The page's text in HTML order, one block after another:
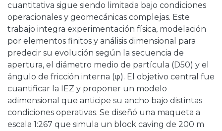
cuantitativa sigue siendo limitada bajo condiciones
operacionales y geomecánicas complejas. Este
trabajo integra experimentación física, modelación
por elementos finitos y análisis dimensional para
predecir su evolución según la secuencia de
apertura, el diámetro medio de partícula (D50) y el
ángulo de fricción interna (φ). El objetivo central fue
cuantificar la IEZ y proponer un modelo
adimensional que anticipe su ancho bajo distintas
condiciones operativas. Se diseñó una maqueta a
escala 1:267 que simula un block caving de 200 m